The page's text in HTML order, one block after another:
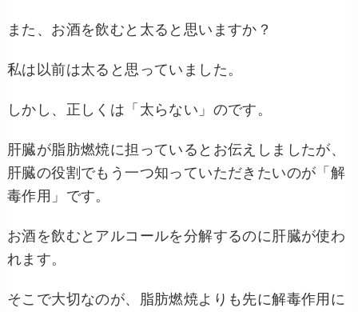
また、お酒を飲むと太ると思いますか？
私は以前は太ると思っていました。
しかし、正しくは「太らない」のです。
肝臓が脂肪燃焼に担っているとお伝えしましたが、
肝臓の役割でもう一つ知っていただきたいのが「解
毒作用」です。
お酒を飲むとアルコールを分解するのに肝臓が使わ
れます。
そこで大切なのが、脂肪燃焼よりも先に解毒作用に